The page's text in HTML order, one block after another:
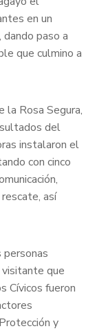
en un
paso a
que culmino a
la Rosa Segura,
del
instalaron el
con cinco
así
visitante que
Cívicos fueron
y